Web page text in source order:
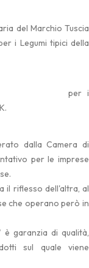
del Marchio Tuscia
i Legumi tipici della
per i
dalla Camera di
per le imprese
il riflesso dell'altra, al
che operano però in
garanzia di qualità,
sul quale viene